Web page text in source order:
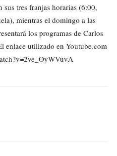
sus tres franjas horarias (6:00,
mientras el domingo a las
los programas de Carlos
enlace utilizado en Youtube.com